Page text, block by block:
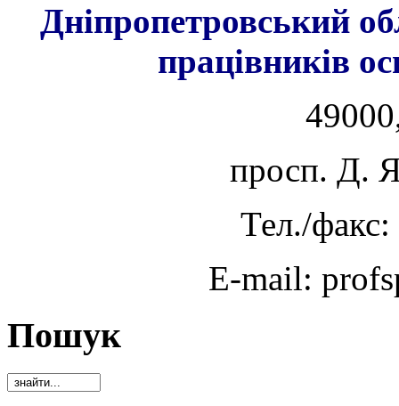
Дніпропетровський
працівників
просп. Д.
Тел./
E-mail:
Пошук